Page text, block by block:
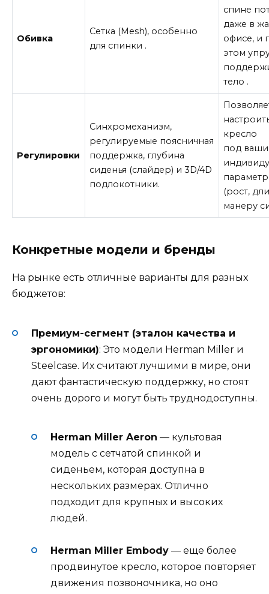
Обивка
Сетка (Mesh), особенно
для спинки .
спине
даже в
офисе, и
этом
тело .
Регулировки
Синхромеханизм,
регулируемые поясничная
поддержка, глубина
сиденья (слайдер) и3D/4D
подлокотники.
кресло
под ваши
(рост,
манеру
Конкретные модели и бренды
На рынке есть отличные варианты для разных
бюджетов:
Премиум-сегмент (эталон качества и
эргономики): Это модели Herman Miller и
Steelcase. Их считают лучшими в мире, они
дают фантастическую поддержку, но стоят
очень дорого и могут быть труднодоступны.
Herman Miller Aeron — культовая
модель с сетчатой спинкой и
сиденьем, которая доступна в
нескольких размерах. Отлично
подходит для крупных и высоких
людей.
Herman Miller Embody — еще более
продвинутое кресло, которое повторяет
движения позвоночника, но оно